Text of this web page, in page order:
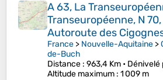
A 63, La
Transeuropéenne, N
Autoroute des
France > Nouvelle-Aquitaine >
de-Buch
Distance : 963,4 Km • Dénivelé
Altitude maximum : 1 009 m